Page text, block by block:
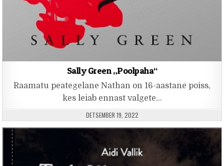
Sally Green „Poolpaha“
Raamatu peategelane Nathan on 16-aastane poiss,
kes leiab ennast valgete…
PUBLISHED DATE:
DETSEMBER 19, 2022